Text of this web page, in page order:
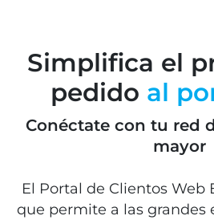
Simplifica el
pedido al
Conéctate con tu red
mayor
El Portal de Clientos Web
que permite a las grandes